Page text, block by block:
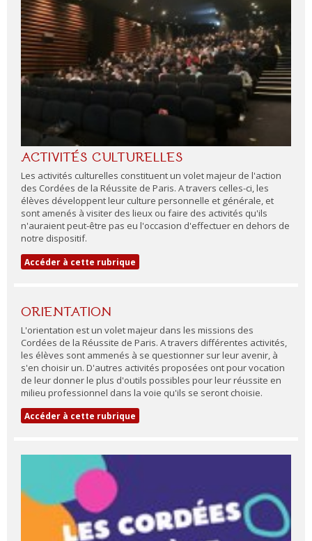
ACTIVITÉS CULTURELLES
Les activités culturelles constituent un volet majeur de l'action
des Cordées de la Réussite de Paris. A travers celles-ci, les
élèves développent leur culture personnelle et générale, et
sont amenés à visiter des lieux ou faire des activités qu'ils
n'auraient peut-être pas eu l'occasion d'effectuer en dehors de
notre dispositif.
Accéder à cette rubrique
ORIENTATION
L'orientation est un volet majeur dans les missions des
Cordées de la Réussite de Paris. A travers différentes activités,
les élèves sont ammenés à se questionner sur leur avenir, à
s'en choisir un. D'autres activités proposées ont pour vocation
de leur donner le plus d'outils possibles pour leur réussite en
milieu professionnel dans la voie qu'ils se seront choisie.
Accéder à cette rubrique